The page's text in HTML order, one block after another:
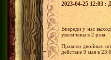
2023-04-25 12:03 :
Впереди у нас
увеличены в 2 раза.
Правило двойных
действие 9 мая в